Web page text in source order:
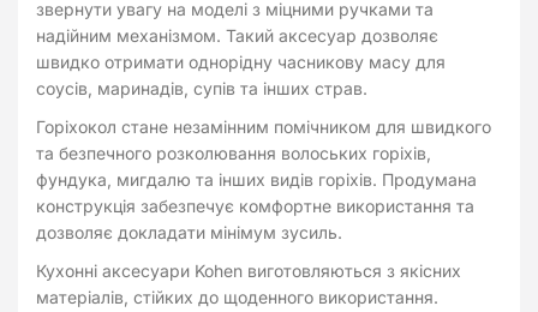
звернути увагу на моделі з міцними ручками та
надійним механізмом. Такий аксесуар дозволяє
швидко отримати однорідну часникову масу для
соусів, маринадів, супів та інших страв.
Горіхокол стане незамінним помічником для швидкого
та безпечного розколювання волоських горіхів,
фундука, мигдалю та інших видів горіхів. Продумана
конструкція забезпечує комфортне використання та
дозволяє докладати мінімум зусиль.
Кухонні аксесуари Kohen виготовляються з якісних
матеріалів, стійких до щоденного використання.